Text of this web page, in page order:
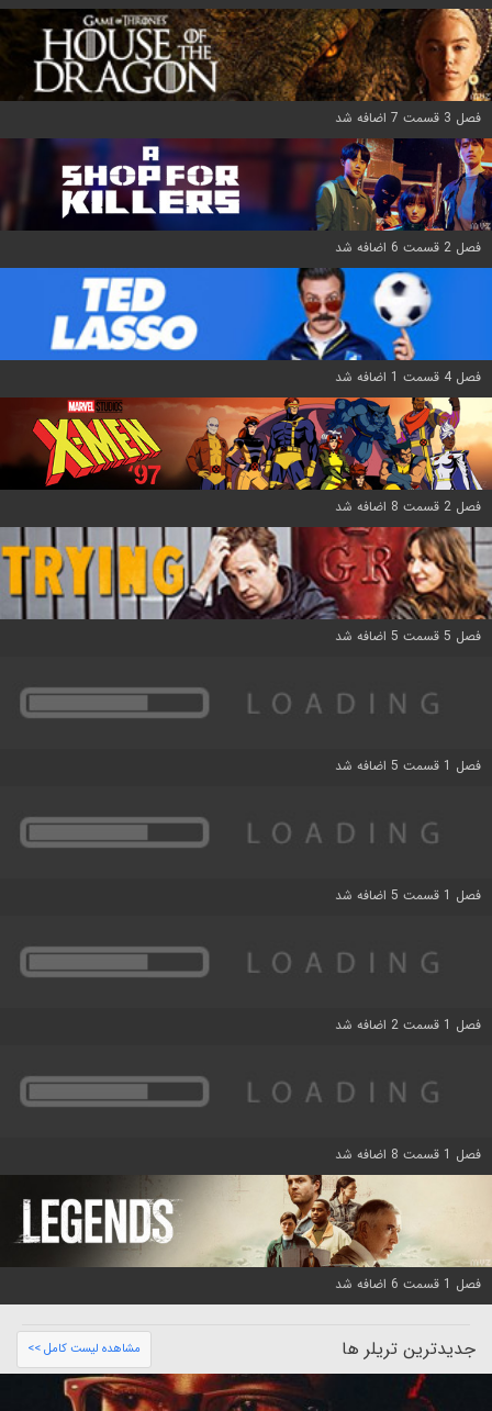
فصل 3 قسمت 7 اضافه شد
فصل 2 قسمت 6 اضافه شد
فصل 4 قسمت 1 اضافه شد
فصل 2 قسمت 8 اضافه شد
فصل 5 قسمت 5 اضافه شد
فصل 1 قسمت 5 اضافه شد
فصل 1 قسمت 5 اضافه شد
فصل 1 قسمت 2 اضافه شد
فصل 1 قسمت 8 اضافه شد
فصل 1 قسمت 6 اضافه شد
جدیدترین تریلر ها مشاهده لیست کامل >>